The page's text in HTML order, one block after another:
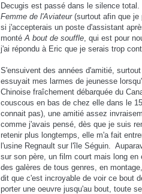
Decugis est passé dans le silence total.
Femme de l'Aviateur(surtout afin que je
si j'accepterais un poste d'assistant
monté A bout de souffle , qui est pour
j'ai répondu à Eric que je serais trop
S'ensuivent des années d'amitié, surtout
essuyait mes larmes de jeunesse
Chinoise fraîchement débarquée du
couscous en bas de chez elle dans le
connait pas), une amitié assez
comme j'avais pensé, dès que je suis
retenir plus longtemps, elle m'a fait
l'usine Regnault sur l'île Séguin.
sur son père, un film court mais long en
des galères de tous genres, en
dit que c'est incroyable de voir ce bout
porter une oeuvre jusqu'au bout, toute